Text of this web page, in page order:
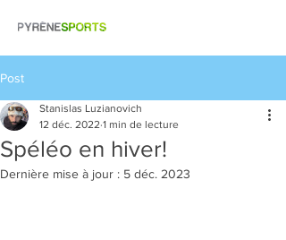
Post
Spéléo en hiver!
Stanislas Luzianovich
12 déc. 2022 1 min de lecture
Dernière mise à jour : 5 déc. 2023